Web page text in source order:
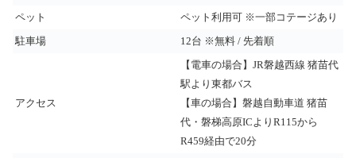
ペット ペット利用可 ※一部コテージあり
駐車場 12台 ※無料 / 先着順
アクセス
【電車の場合】JR磐越西線 猪苗代
駅より東都バス
【車の場合】磐越自動車道 猪苗
代・磐梯高原ICよりR115から
R459経由で20分